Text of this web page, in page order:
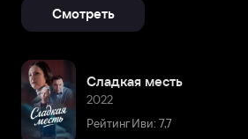
Смотреть
Сладкая месть
2022
Рейтинг Иви: 7,7